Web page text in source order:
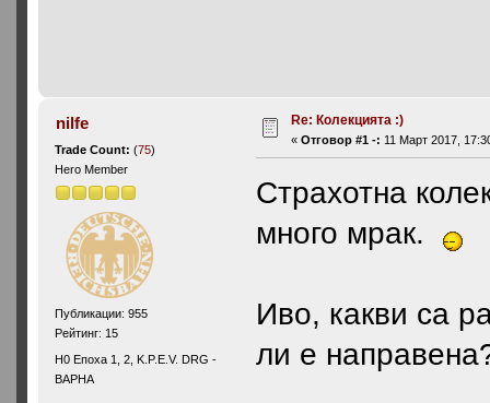
nilfe
Trade Count:(75)
Hero Member
Публикации: 955
Рейтинг: 15
H0 Епоха 1, 2, K.P.E.V. DRG -
ВАРНА
Re: Колекцията :)
«Отговор #1 -: 11 Март 2017,
Страхотна
много мрак.
Иво, какви са
ли е